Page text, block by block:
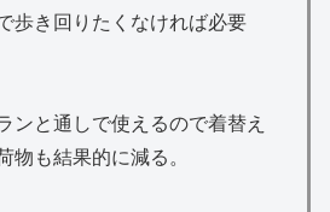
歩き回りたくなければ必要
ンと通しで使えるので着替え
物も結果的に減る。